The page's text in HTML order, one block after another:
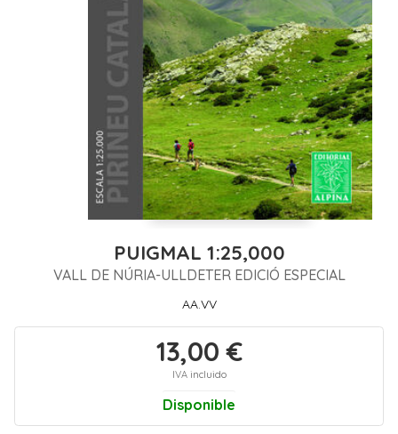
PUIGMAL 1:25,000
VALL DE NÚRIA-ULLDETER EDICIÓ ESPECIAL
AA.VV
13,00 €
IVA incluido
Disponible